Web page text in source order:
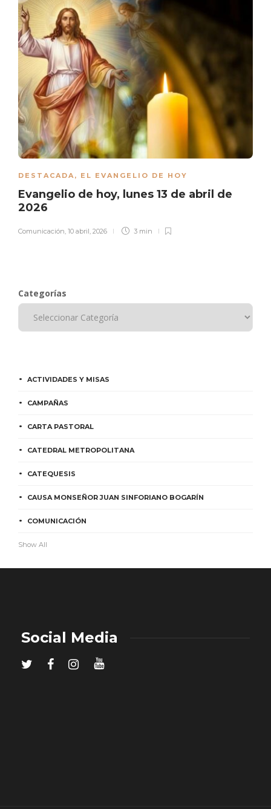
DESTACADA, EL EVANGELIO DE HOY
Evangelio de hoy, lunes 13 de abril de
2026
Comunicación, 10 abril, 2026 3 min
Categorías
ACTIVIDADES Y MISAS
CAMPAÑAS
CARTA PASTORAL
CATEDRAL METROPOLITANA
CATEQUESIS
CAUSA MONSEÑOR JUAN SINFORIANO BOGARÍN
COMUNICACIÓN
Show All
Social Media